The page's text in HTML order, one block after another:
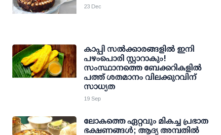
23 Dec
കാപ്പി സല്‍ക്കാരങ്ങളില്‍ ഇനി
പഴംപൊരി സ്റ്റാറാകും!
സംസ്ഥാനത്തെ ബേക്കറികളില്‍
പത്ത് ശതമാനം വിലക്കുറവിന്
സാധ്യത
19 Sep
ലോകത്തെ ഏറ്റവും മികച്ച പ്രഭാത
ഭക്ഷണങ്ങള്‍; ആദ്യ അമ്പതില്‍